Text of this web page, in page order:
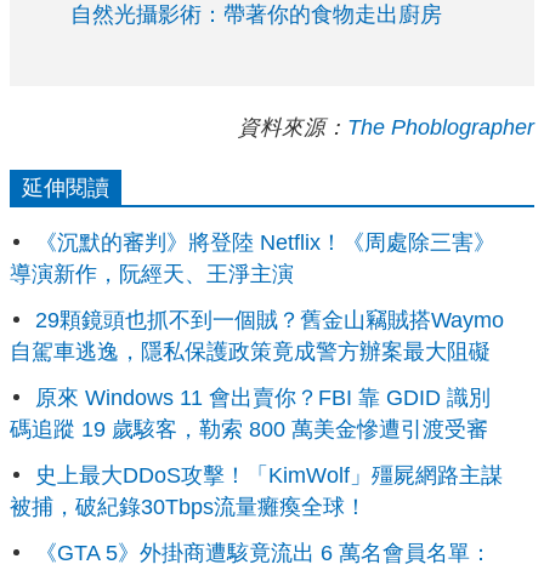
自然光攝影術：帶著你的食物走出廚房
資料來源： The Phoblographer
延伸閱讀
《沉默的審判》將登陸 Netflix！《周處除三害》
導演新作，阮經天、王淨主演
29顆鏡頭也抓不到一個賊？舊金山竊賊搭Waymo
自駕車逃逸，隱私保護政策竟成警方辦案最大阻礙
原來 Windows 11 會出賣你？FBI 靠 GDID 識別
碼追蹤 19 歲駭客，勒索 800 萬美金慘遭引渡受審
史上最大DDoS攻擊！「KimWolf」殭屍網路主謀
被捕，破紀錄30Tbps流量癱瘓全球！
《GTA 5》外掛商遭駭竟流出 6 萬名會員名單：